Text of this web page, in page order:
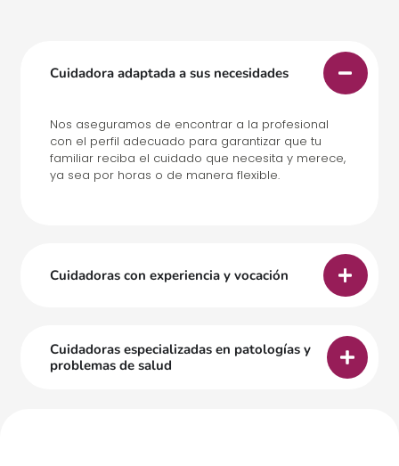
Cuidadora adaptada a sus necesidades
Nos aseguramos de encontrar a la profesional
con el perfil adecuado para garantizar que tu
familiar reciba el cuidado que necesita y merece,
ya sea por horas o de manera flexible.
Cuidadoras con experiencia y vocación
Cuidadoras especializadas en patologías y
problemas de salud